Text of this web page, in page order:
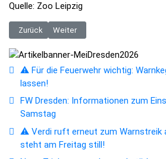
Quelle: Zoo Leipzig
Vorheriger Beitrag: VVO-Entdeckertag
Zurück Nächster Beitrag: Saisonbus
Weiter
⚠️ Für die Feuerwehr wichtig:
lassen!
FW Dresden: Informationen zum
Samstag
⚠️ Verdi ruft erneut zum Warnstreik
steht am Freitag still!